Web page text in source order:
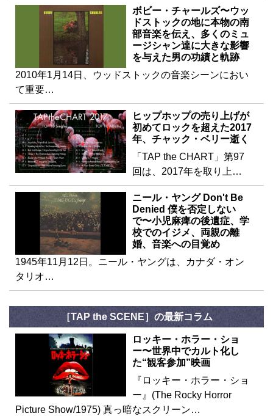
ボビー・チャールズ〜ウッ
ドストックの地に本物の南
部音楽を伝え、多くのミュ
ージシャン達に大きな影響
を与えた男の功績と軌跡
2010年1月14日、ウッドストックの音楽シーンにおい
て重要…
ヒップホップの売り上げが
初めてロックを超えた2017
年、チャック・ベリー逝く
「TAP the CHART」第97
回は、2017年を取り上…
ニール・ヤング Don't Be
Denied 僕を否定しない
で〜小児麻痺の後遺症、学
校でのイジメ、両親の離
婚、音楽への目覚め
1945年11月12日。ニール・ヤングは、カナダ・オン
タリオ…
［TAP the SCENE］の最新コラム
ロッキー・ホラー・ショ
ー〜世界中でカルト化し
た“観客参加”映画
『ロッキー・ホラー・ショ
ー』(The Rocky Horror
Picture Show/1975) 真っ暗なスクリーン…